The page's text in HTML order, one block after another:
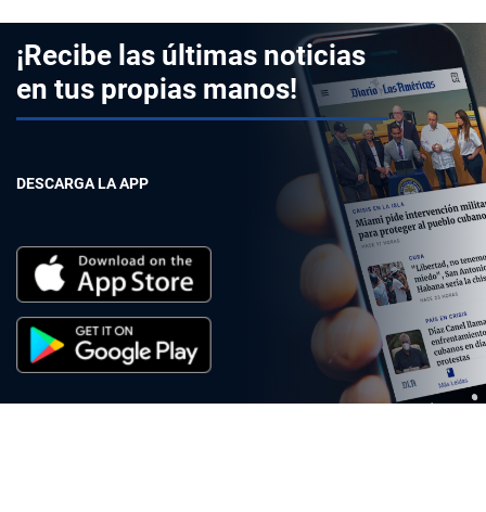
¡Recibe las últimas noticias
en tus propias manos!
DESCARGA LA APP